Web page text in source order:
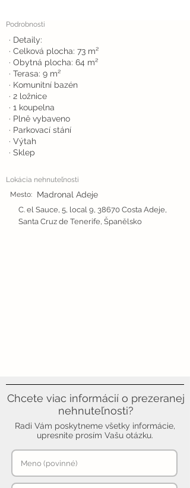
Podrobnosti
· Detaily:
· Celková plocha: 73 m²
· Obytná plocha: 64 m²
· Terasa: 9 m²
· Komunitní bazén
· 2 ložnice
· 1 koupelna
· Plně vybaveno
· Parkovací stání
· Výtah
· Sklep
Lokácia nehnuteľnosti
Mesto:
Madronal Adeje
C. el Sauce, 5, local 9, 38670 Costa Adeje,
Santa Cruz de Tenerife, Španělsko
Chcete viac informácií o prezeranej
nehnuteľnosti?
Radi Vám poskytneme všetky informácie,
upresnite prosím Vašu otázku.